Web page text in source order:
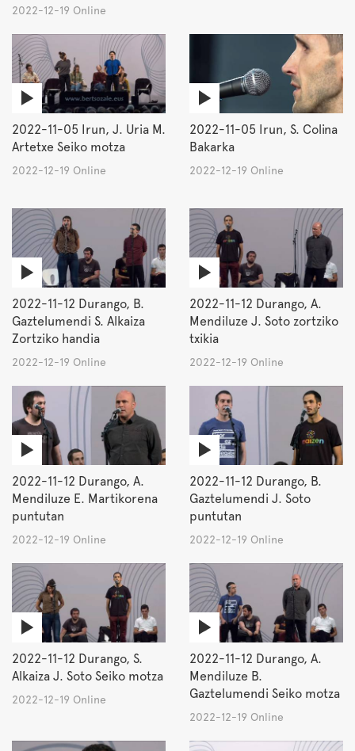
2022-12-19 Online
2022-11-05 Irun, J. Uria M.
Artetxe Seiko motza
2022-12-19 Online
2022-11-05 Irun, S. Colina
Bakarka
2022-12-19 Online
2022-11-12 Durango, B.
Gaztelumendi S. Alkaiza
Zortziko handia
2022-12-19 Online
2022-11-12 Durango, A.
Mendiluze J. Soto zortziko
txikia
2022-12-19 Online
2022-11-12 Durango, A.
Mendiluze E. Martikorena
puntutan
2022-12-19 Online
2022-11-12 Durango, B.
Gaztelumendi J. Soto
puntutan
2022-12-19 Online
2022-11-12 Durango, S.
Alkaiza J. Soto Seiko motza
2022-12-19 Online
2022-11-12 Durango, A.
Mendiluze B.
Gaztelumendi Seiko motza
2022-12-19 Online